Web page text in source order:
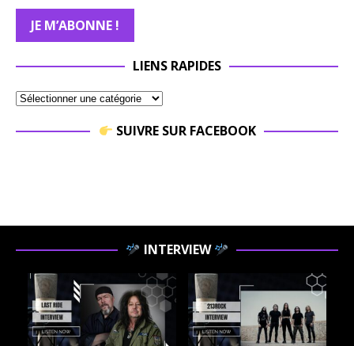
LIENS RAPIDES
SUIVRE SUR FACEBOOK
INTERVIEW